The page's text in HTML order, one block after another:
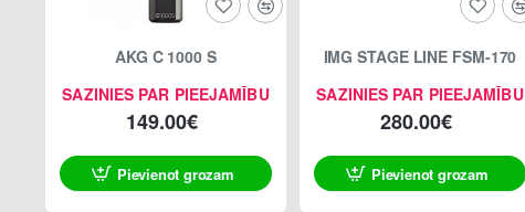
SAZINIES PAR PIEEJAMĪBU
AKG C 1000 S
149.00€
Pievienot grozam
SAZINIES PAR PIEEJAMĪBU
IMG STAGE LINE FSM-170
280.00€
Pievienot grozam